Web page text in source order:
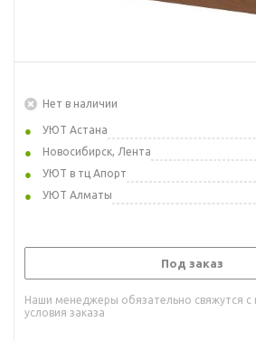
Нет в наличии
УЮТ Астана
Новосибирск, Лента
УЮТ в тц Апорт
УЮТ Алматы
Под заказ
Наши менеджеры обязательно свяжутся с
условия заказа